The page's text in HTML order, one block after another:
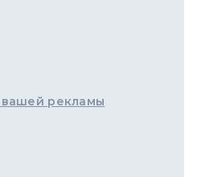
рекламы